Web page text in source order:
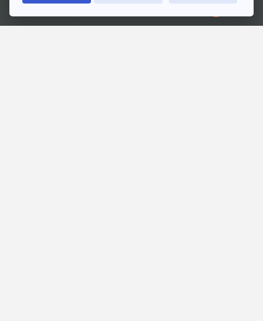
Ⓒ 2020 องค์การกระจายเสียงและแพร่ภาพสาธารณะแห่งประเทศไทย